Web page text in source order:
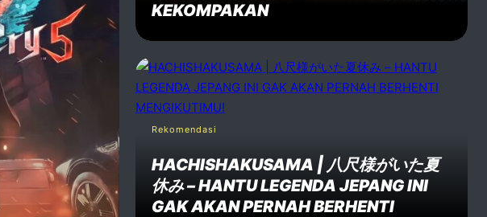
KEKOMPAKAN
Rekomendasi
HACHISHAKUSAMA | 八尺様がいた夏
休み – HANTU LEGENDA JEPANG INI
GAK AKAN PERNAH BERHENTI